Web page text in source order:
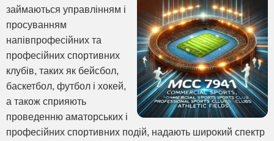
займаються управлінням і
просуванням
напівпрофесійних та
професійних спортивних
клубів, таких як бейсбол,
баскетбол, футбол і хокей,
а також сприяють
проведенню аматорських і
професійних спортивних подій, надають широкий спектр